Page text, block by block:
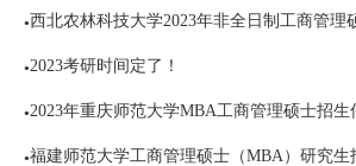
●西北农林科技大学2023年非全日制工商管理硕士（
●2023考研时间定了！
●2023年重庆师范大学MBA工商管理硕士招生
●福建师范大学工商管理硕士（MBA）研究生招生简章